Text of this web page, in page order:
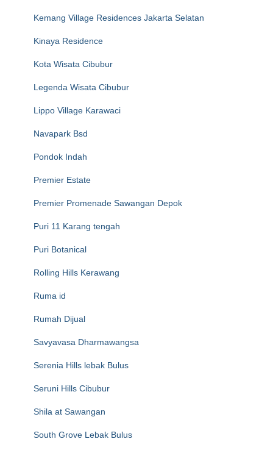
Kemang Village Residences Jakarta Selatan
Kinaya Residence
Kota Wisata Cibubur
Legenda Wisata Cibubur
Lippo Village Karawaci
Navapark Bsd
Pondok Indah
Premier Estate
Premier Promenade Sawangan Depok
Puri 11 Karang tengah
Puri Botanical
Rolling Hills Kerawang
Ruma id
Rumah Dijual
Savyavasa Dharmawangsa
Serenia Hills lebak Bulus
Seruni Hills Cibubur
Shila at Sawangan
South Grove Lebak Bulus